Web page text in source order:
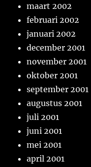
maart 2002
februari 2002
januari 2002
december 2001
november 2001
oktober 2001
september 2001
augustus 2001
juli 2001
juni 2001
mei 2001
april 2001